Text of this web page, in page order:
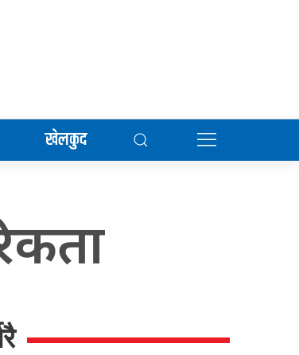
खेलकुद